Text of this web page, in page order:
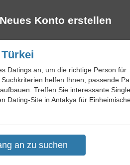
Neues Konto erstellen
Datings an, um die richtige Person für
helfen Ihnen, passende
Treffen Sie interessante
Dating-Site in Antakya für